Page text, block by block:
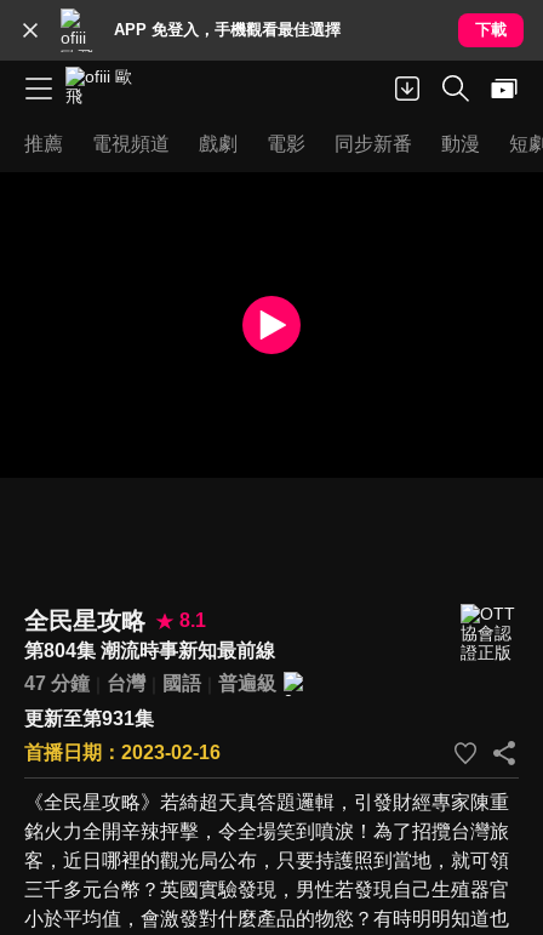
APP 免登入，手機觀看最佳選擇 下載
推薦 電視頻道 戲劇 電影 同步新番 動漫 短
全民星攻略
8.1
第804集 潮流時事新知最前線
47 分鐘
台灣 國語
普遍級
更新至第931集
首播日期：2023-02-16
《全民星攻略》若綺超天真答題邏輯，引發財經專家陳重
銘火力全開辛辣抨擊，令全場笑到噴淚！為了招攬台灣旅
客，近日哪裡的觀光局公布，只要持護照到當地，就可領
三千多元台幣？英國實驗發現，男性若發現自己生殖器官
小於平均值，會激發對什麼產品的物慾？有時明明知道也